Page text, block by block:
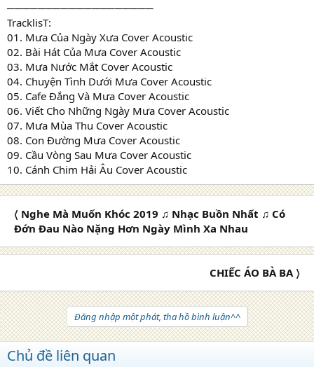
───────────────────
TracklisT:
01. Mưa Của Ngày Xưa Cover Acoustic
02. Bài Hát Của Mưa Cover Acoustic
03. Mưa Nước Mắt Cover Acoustic
04. Chuyện Tình Dưới Mưa Cover Acoustic
05. Cafe Đắng Và Mưa Cover Acoustic
06. Viết Cho Những Ngày Mưa Cover Acoustic
07. Mưa Mùa Thu Cover Acoustic
08. Con Đường Mưa Cover Acoustic
09. Cầu Vòng Sau Mưa Cover Acoustic
10. Cánh Chim Hải Âu Cover Acoustic
〈 Nghe Mà Muốn Khóc 2019 ♫ Nhạc Buồn Nhất ♫ Có
Đớn Đau Nào Nặng Hơn Ngày Mình Xa Nhau
CHIẾC ÁO BÀ BA 〉
Đăng nhập một phát, tha hồ bình luận^^
Chủ đề liên quan